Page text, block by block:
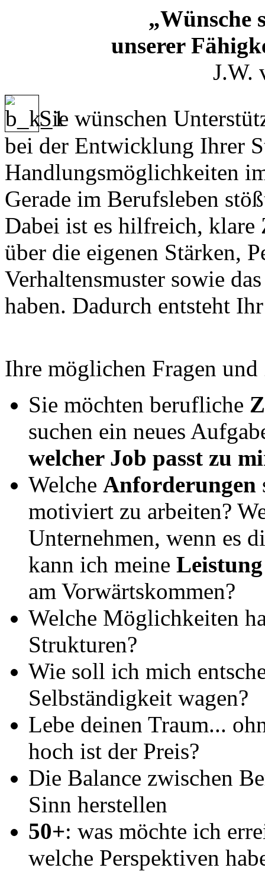
„Wünsche
unserer
J.W.
Sie wünschen
bei der Entwicklung Ihrer
Handlungsmöglichkeiten
Gerade im Berufsleben
Dabei ist es hilfreich,
über die eigenen Stärken,
Verhaltensmuster sowie
haben. Dadurch entsteht
Ihre möglichen Fragen
Sie möchten berufliche
suchen ein neues
welcher Job passt zu
Welche Anforderungen
motiviert zu arbeiten?
Unternehmen, wenn es
kann ich meine
am Vorwärtskommen?
Welche Möglichkeiten
Strukturen?
Wie soll ich mich
Selbständigkeit wagen?
Lebe deinen Traum...
hoch ist der Preis?
Die Balance zwischen
Sinn herstellen
50+: was möchte ich
welche Perspektiven